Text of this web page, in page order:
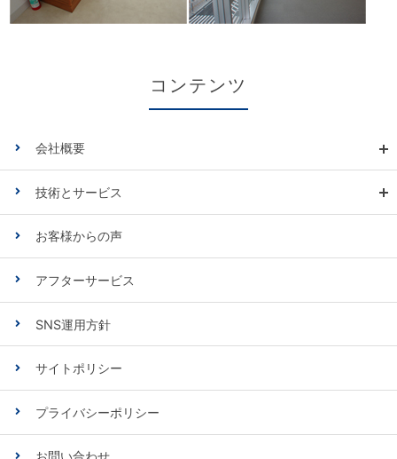
コンテンツ
会社概要
技術とサービス
お客様からの声
アフターサービス
SNS運用方針
サイトポリシー
プライバシーポリシー